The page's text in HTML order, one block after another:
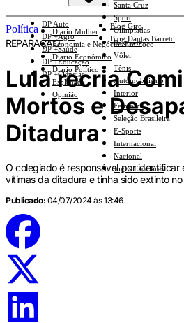
Santa Cruz
Sport
Olimpíadas
Basquete
Vôlei
Tênis
Automobilismo
Interior
Feminino
Seleção Brasileira
E-Sports
Internacional
Nacional
Jogos Escolares
DP Auto
DP +Agro
DP +Saúde
DP +Educação
DP +Ciências
Diario Mulher
Economia e Negócios Em Foco
Diario Econômico
Diario Político
Esplanada
Opinião
Blog Giro
Blog Dantas Barreto
Política
REPARAÇÃO
Lula recria
Mortos e
Ditadura
O colegiado é responsável por identificar
vítimas da ditadura e tinha sido extinto
Publicado: 04/07/2024 às 13:46